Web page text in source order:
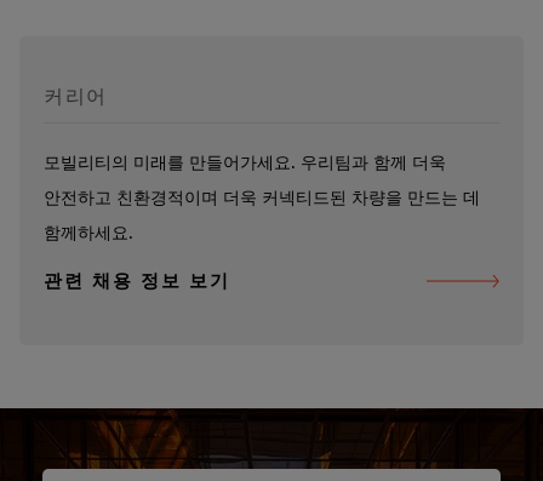
커리어
모빌리티의 미래를 만들어가세요. 우리팀과 함께 더욱
안전하고 친환경적이며 더욱 커넥티드된 차량을 만드는 데
함께하세요.
관련 채용 정보 보기